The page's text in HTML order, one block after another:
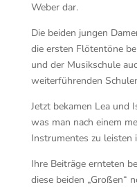
Weber dar.
Die beiden jungen
die ersten Flötentöne
und der Musikschule
weiterführenden
Jetzt bekamen Lea und
was man nach einem
Instrumentes zu leisten
Ihre Beiträge ernteten
diese beiden „Großen“